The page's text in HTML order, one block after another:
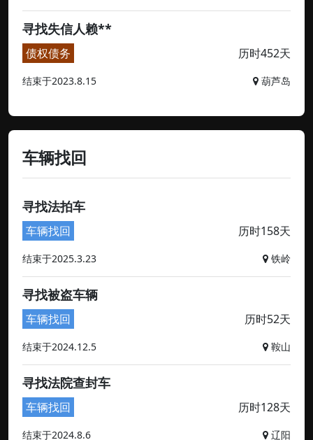
寻找失信人赖**
债权债务 历时452天
结束于2023.8.15 葫芦岛
车辆找回
寻找法拍车
车辆找回 历时158天
结束于2025.3.23 铁岭
寻找被盗车辆
车辆找回 历时52天
结束于2024.12.5 鞍山
寻找法院查封车
车辆找回 历时128天
结束于2024.8.6 辽阳